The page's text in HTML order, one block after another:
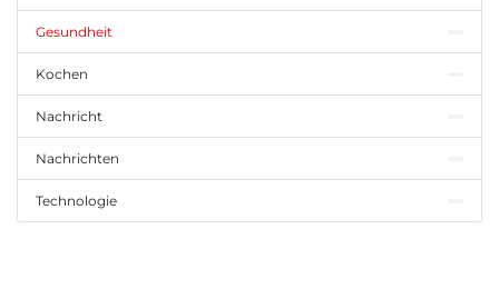
Gesundheit
Kochen
Nachricht
Nachrichten
Technologie